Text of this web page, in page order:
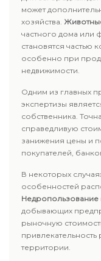
может
хозяйства.
частного дома или
становятся частью
особенно при
недвижимости.
Одним из главных
экспертизы
собственника.
справедливую
занижения цены и
покупателей,
В некоторых
особенностей
Недропользование
добывающих
рыночную
территории.